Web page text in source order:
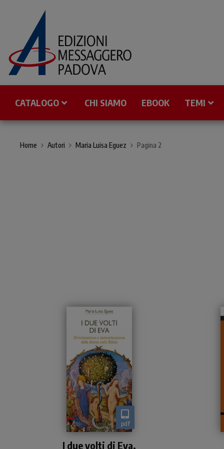
CATALOGO CHI SIAMO EBOOK TEMI
Home Autori Maria Luisa Eguez Pagina 2
pdf
diavolo? Una schiera di
I due volti di Eva.